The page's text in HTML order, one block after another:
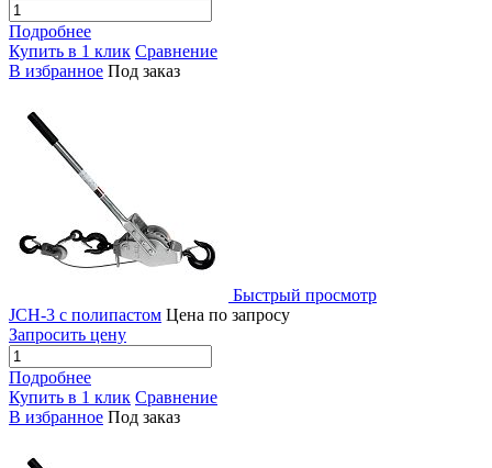
Подробнее
Купить в 1 клик Сравнение
В избранное Под заказ
Быстрый просмотр
JCH-3 с полипастом Цена по запросу
Запросить цену
Подробнее
Купить в 1 клик Сравнение
В избранное Под заказ